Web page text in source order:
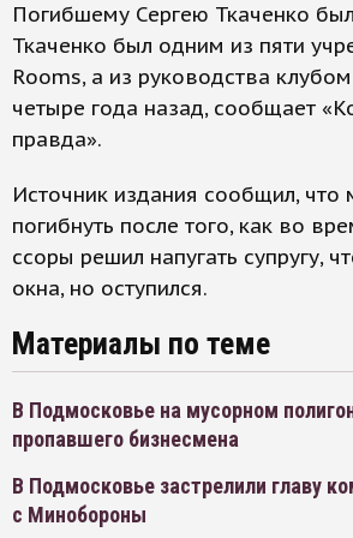
Погибшему Сергею Ткаченко
Ткаченко был одним из пяти
Rooms, а из руководства
четыре года назад, сообщает
правда».
Источник издания сообщил, что
погибнуть после того, как во
ссоры решил напугать супругу,
окна, но оступился.
Материалы по теме
В Подмосковье на мусорном
пропавшего бизнесмена
В Подмосковье застрелили главу
с Минобороны